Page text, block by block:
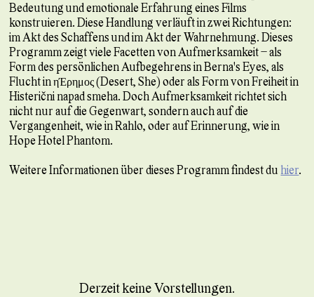
Derzeit keine Vorstellungen.
Bedeutung und emotionale Erfahrung eines Films
konstruieren. Diese Handlung verläuft in zwei Richtungen:
im Akt des Schaffens und im Akt der Wahrnehmung. Dieses
Programm zeigt viele Facetten von Aufmerksamkeit – als
Form des persönlichen Aufbegehrens in Berna's Eyes, als
Flucht in ηΈρημος (Desert, She) oder als Form von Freiheit in
Histerični napad smeha. Doch Aufmerksamkeit richtet sich
nicht nur auf die Gegenwart, sondern auch auf die
Vergangenheit, wie in Rahlo, oder auf Erinnerung, wie in
Hope Hotel Phantom.
Weitere Informationen über dieses Programm findest du hier.